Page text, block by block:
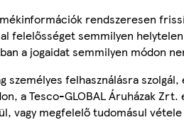
rendszeresen
felelősséget semmilyen helytelen
a jogaidat semmilyen módon
személyes felhasználásra szolgál,
a Tesco-GLOBAL Áruházak Zrt.
vagy megfelelő tudomásul